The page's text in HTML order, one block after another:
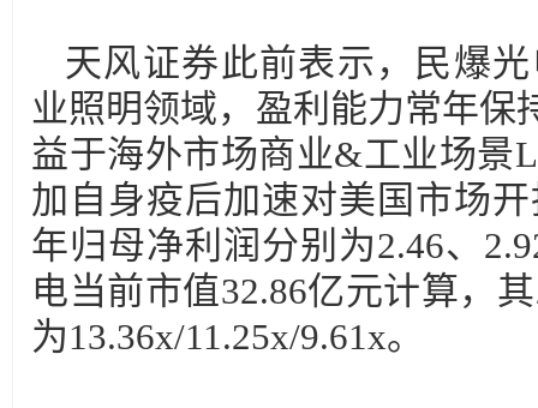
天风证券此前表示，民爆
业照明领域，盈利能力常年保
益于海外市场商业&工业场景
加自身疫后加速对美国市场
年归母净利润分别为2.46、
电当前市值32.86亿元计算，
为13.36x/11.25x/9.61x。